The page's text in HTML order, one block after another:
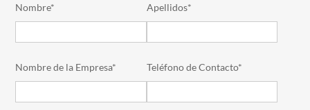
Nombre* Apellidos*
Nombre de la Empresa* Teléfono de Contacto*